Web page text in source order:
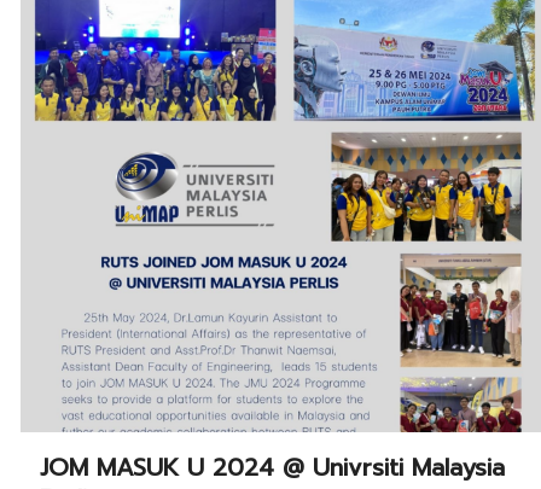
JOM MASUK U 2024 @ Univrsiti Malaysia